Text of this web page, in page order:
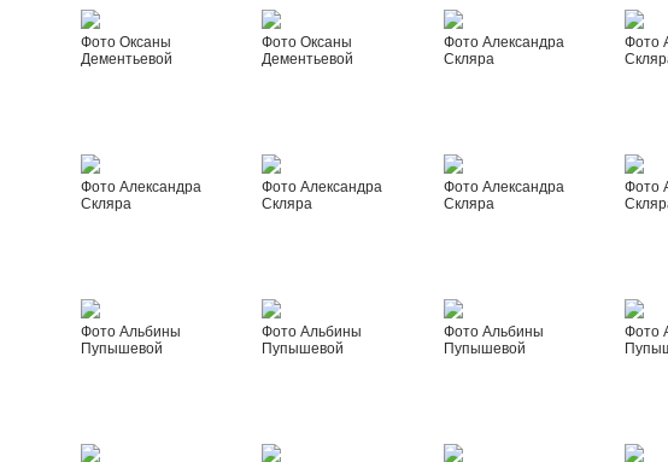
Фото Оксаны
Дементьевой
Фото Оксаны
Дементьевой
Фото Александра
Скляра
Фото
Фото Александра
Скляра
Фото Александра
Скляра
Фото Александра
Скляра
Фото
Фото Альбины
Пупышевой
Фото Альбины
Пупышевой
Фото Альбины
Пупышевой
Фото